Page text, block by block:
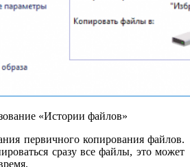
«Истории файлов»
первичного копирования файлов.
сразу все файлы, это может